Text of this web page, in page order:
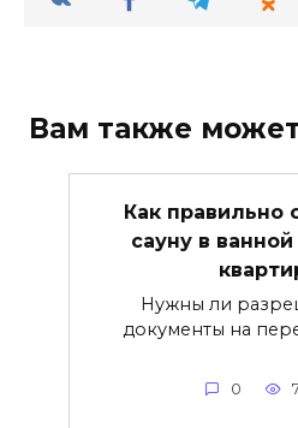
Вам также
Как правильно
сауну в
Нужны ли
документы на
0